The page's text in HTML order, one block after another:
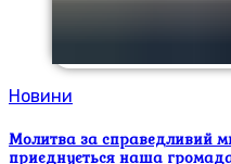
Новини
Молитва за справедливий
приєднується наша